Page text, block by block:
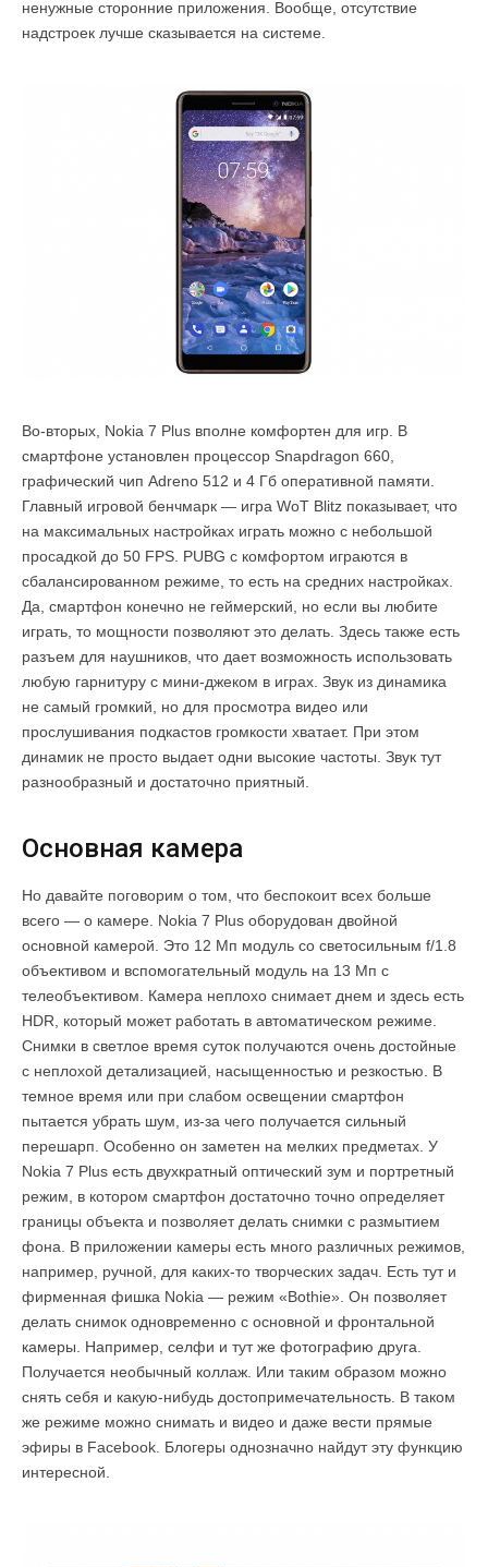
ненужные сторонние приложения. Вообще, отсутствие
надстроек лучше сказывается на системе.
Во-вторых, Nokia 7 Plus вполне комфортен для игр. В
смартфоне установлен процессор Snapdragon 660,
графический чип Adreno 512 и 4 Гб оперативной памяти.
Главный игровой бенчмарк — игра WoT Blitz показывает, что
на максимальных настройках играть можно с небольшой
просадкой до 50 FPS. PUBG с комфортом играются в
сбалансированном режиме, то есть на средних настройках.
Да, смартфон конечно не геймерский, но если вы любите
играть, то мощности позволяют это делать. Здесь также есть
разъем для наушников, что дает возможность использовать
любую гарнитуру с мини-джеком в играх. Звук из динамика
не самый громкий, но для просмотра видео или
прослушивания подкастов громкости хватает. При этом
динамик не просто выдает одни высокие частоты. Звук тут
разнообразный и достаточно приятный.
Основная камера
Но давайте поговорим о том, что беспокоит всех больше
всего — о камере. Nokia 7 Plus оборудован двойной
основной камерой. Это 12 Мп модуль со светосильным f/1.8
объективом и вспомогательный модуль на 13 Мп с
телеобъективом. Камера неплохо снимает днем и здесь есть
HDR, который может работать в автоматическом режиме.
Снимки в светлое время суток получаются очень достойные
с неплохой детализацией, насыщенностью и резкостью. В
темное время или при слабом освещении смартфон
пытается убрать шум, из-за чего получается сильный
перешарп. Особенно он заметен на мелких предметах. У
Nokia 7 Plus есть двухкратный оптический зум и портретный
режим, в котором смартфон достаточно точно определяет
границы объекта и позволяет делать снимки с размытием
фона. В приложении камеры есть много различных режимов,
например, ручной, для каких-то творческих задач. Есть тут и
фирменная фишка Nokia — режим «Bothie». Он позволяет
делать снимок одновременно с основной и фронтальной
камеры. Например, селфи и тут же фотографию друга.
Получается необычный коллаж. Или таким образом можно
снять себя и какую-нибудь достопримечательность. В таком
же режиме можно снимать и видео и даже вести прямые
эфиры в Facebook. Блогеры однозначно найдут эту функцию
интересной.